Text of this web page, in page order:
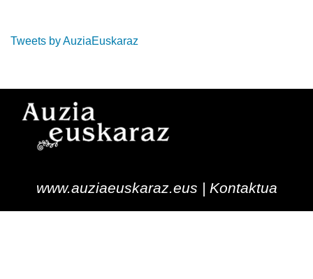
Tweets by AuziaEuskaraz
www.auziaeuskaraz.eus | Kontaktua